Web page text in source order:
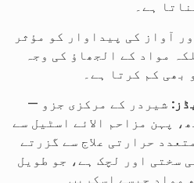
ہے۔
آواز کی پیداوار کو مؤثر
مواد کے الجھاؤ کی وجہ
بھی کم کرتا ہے۔
شیردر کے مرکزی جزو —
پہن مزاحم الائے اسٹیل سے
حرارتی علاج سے گزرتے
سختی اور لچک ہے، جو طویل